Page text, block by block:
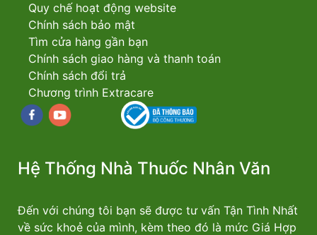
Quy chế hoạt động website
Chính sách bảo mật
Tìm cửa hàng gần bạn
Chính sách giao hàng và thanh toán
Chính sách đổi trả
Chương trình Extracare
Facebookyoutube
Hệ Thống Nhà Thuốc Nhân Văn
Đến với chúng tôi bạn sẽ được tư vấn Tận Tình Nhất
về sức khoẻ của mình, kèm theo đó là mức Giá Hợp